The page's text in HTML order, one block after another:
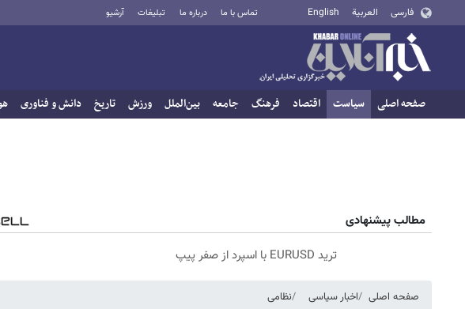
فارسی العربية English تماس با ما درباره ما تبلیغات آرشیو
صفحه اصلی سیاست اقتصاد فرهنگ جامعه بین‌الملل ورزش تاریخ دانش و فناوری
مطالب پیشنهادی
ترید EURUSD با اسپرد از صفر پیپ
صفحه اصلی اخبار سیاسی نظامی